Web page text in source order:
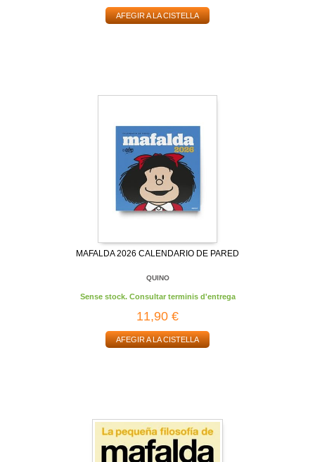
AFEGIR A LA CISTELLA
MAFALDA 2026 CALENDARIO DE PARED
QUINO
Sense stock. Consultar terminis d'entrega
11,90 €
AFEGIR A LA CISTELLA